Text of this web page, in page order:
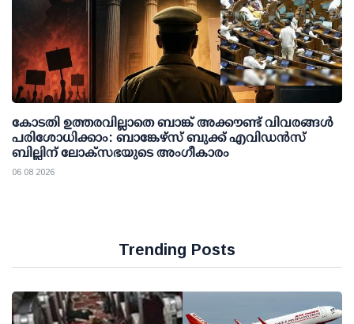
കോടതി ഉത്തരവില്ലാതെ ബാങ്ക് അക്കൗണ്ട് വിവരങ്ങള്‍
പരിശോധിക്കാം: ബാങ്കേഴ്സ് ബുക്ക് എവിഡന്‍സ്
ബില്ലിന് ലോക്സഭയുടെ അംഗീകാരം
06 08 2026
Trending Posts